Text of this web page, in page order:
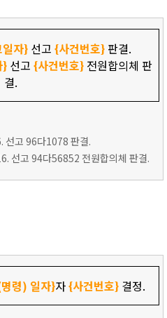
자}선고 {사건번호}판결.
}선고 {사건번호}전원합의체 판
결.
선고 96다1078 판결.
선고 94다56852 전원합의체 판결.
령) 일자}자{사건번호} 결정.